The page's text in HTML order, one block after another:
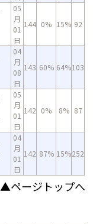
05
月
01
日
144 0% 15% 92
04
月
08
日
143 60% 64%103
05
月
01
日
142 0% 8% 87
04
月
01
日
142 87% 15%252
▲ページトップへ